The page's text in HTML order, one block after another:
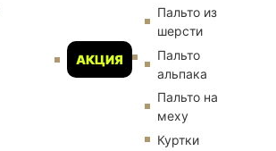
АКЦИЯ
Пальто из
шерсти
Пальто
альпака
Пальто на
меху
Куртки